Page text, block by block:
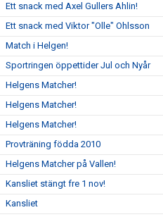
Ett snack med Axel Gullers Ahlin!
Ett snack med Viktor "Olle" Ohlsson
Match i Helgen!
Sportringen öppettider Jul och Nyår
Helgens Matcher!
Helgens Matcher!
Helgens Matcher!
Provträning födda 2010
Helgens Matcher på Vallen!
Kansliet stängt fre 1 nov!
Kansliet